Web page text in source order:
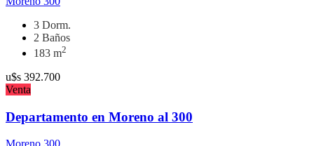
3 Dorm.
2 Baños
183 m2
u$s 392.700
Venta
Departamento en Moreno al 300